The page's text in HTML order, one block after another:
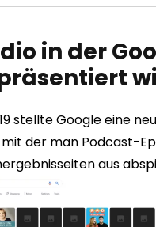
in der
stellte Google eine
mit der man Podcast-
aus